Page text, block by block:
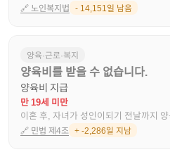
🔗 노인복지법 - 14,151일 남음
양육·근로·복지
양육비를 받을 수 없습니다.
양육비 지급
만 19세 미만
이혼 후, 자녀가 성인이되기 전날까지
🔗 민법 제4조 + -2,286일 지남